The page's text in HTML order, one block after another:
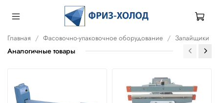
Главная Фасовочно-упаковочное оборудование Запайщики
Аналогичные товары